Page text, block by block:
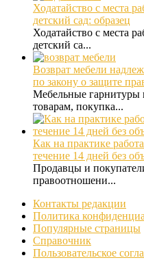
Ходатайство с места
детский сад: образец
Ходатайство с места
детский са...
Возврат мебели
по закону о защите
Мебельные гарнитуры
товарам, покупка...
Как на практике
течение 14 дней без
Продавцы и
правоотношени...
Контакты редакции
Политика
Популярные страницы
Справочник
Пользовательское